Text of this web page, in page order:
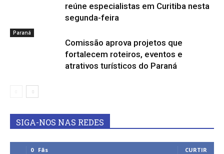
reúne especialistas em Curitiba nesta
segunda-feira
Paraná
Comissão aprova projetos que
fortalecem roteiros, eventos e
atrativos turísticos do Paraná
SIGA-NOS NAS REDES
0 Fãs CURTIR